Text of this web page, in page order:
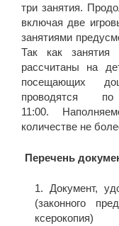
три занятия.
включая две
занятиями
Так как занятия
рассчитаны на
посещающих
11:00.
количестве не
Перечень
Документ,
(законного
ксерокопия)